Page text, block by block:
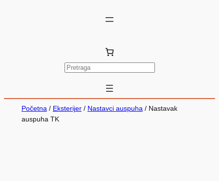
P
t
Početna/ Eksterijer/ Nastavci auspuha/ Nastavak
auspuha TK